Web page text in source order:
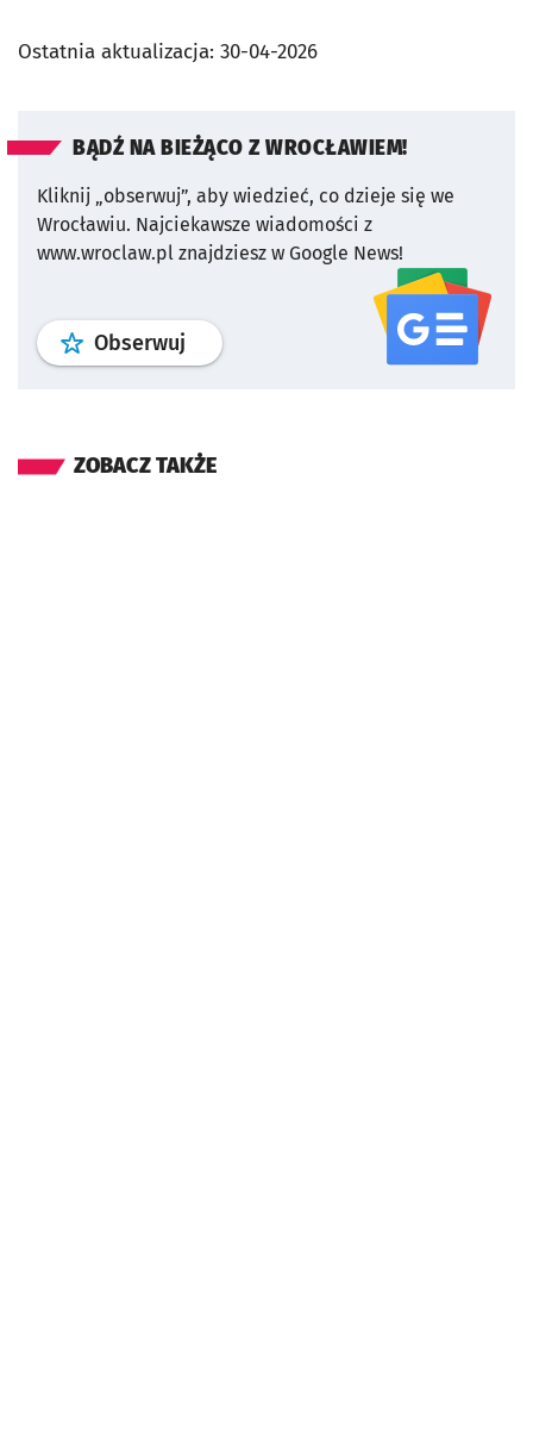
Ostatnia aktualizacja: 30-04-2026
BĄDŹ NA BIEŻĄCO Z WROCŁAWIEM!
Kliknij „obserwuj”, aby wiedzieć, co dzieje się we
Wrocławiu. Najciekawsze wiadomości z
www.wroclaw.pl znajdziesz w Google News!
Obserwuj profil serwisu
ZOBACZ TAKŻE